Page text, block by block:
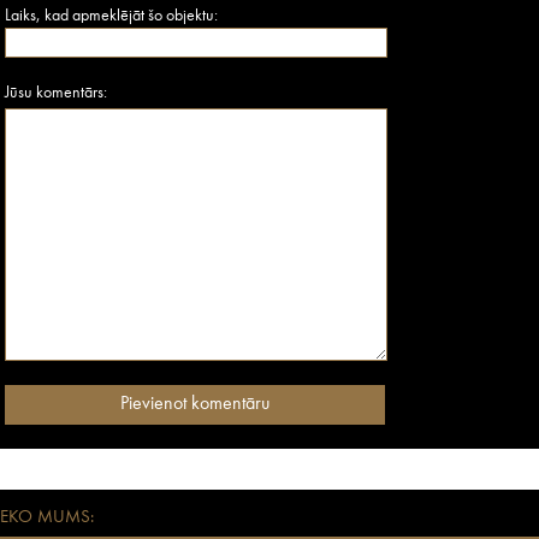
Laiks, kad apmeklējāt šo objektu:
Jūsu komentārs:
MUMS: